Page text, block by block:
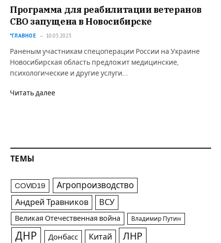
Программа для реабилитации ветеранов
СВО запущена в Новосибирске
*ГЛАВНОЕ 10.03.2023
Раненым участникам спецоперации России на Украине
Новосибирская область предложит медицинские,
психологические и другие услуги…
Читать далее
ТЕМЫ
COVID19 Агропроизводство
Андрей Травников ВСУ
Великая Отечественная война Владимир Путин
ДНР Донбасс Китай ЛНР